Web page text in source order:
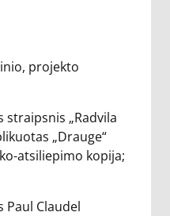
projekto
straipsnis „Radvila
„Drauge“
atsiliepimo kopija;
Paul Claudel